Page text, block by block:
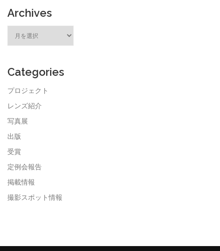
Archives
ブ
Categories
プロジェクト
レンズ紹介
写真展
出版
受賞
定例会報告
掲載情報
撮影スポット情報